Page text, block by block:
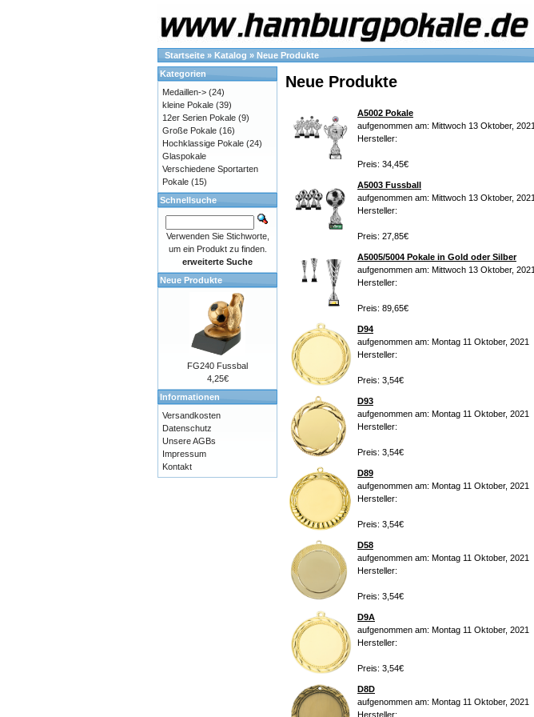
Startseite » Katalog » Neue Produkte
Neue Produkte
A5002 Pokale
aufgenommen am: Mittwoch 13 Oktober, 2021
Hersteller:
Preis: 34,45€
A5003 Fussball
aufgenommen am: Mittwoch 13 Oktober, 2021
Hersteller:
Preis: 27,85€
A5005/5004 Pokale in Gold oder Silber
aufgenommen am: Mittwoch 13 Oktober, 2021
Hersteller:
Preis: 89,65€
D94
aufgenommen am: Montag 11 Oktober, 2021
Hersteller:
Preis: 3,54€
D93
aufgenommen am: Montag 11 Oktober, 2021
Hersteller:
Preis: 3,54€
D89
aufgenommen am: Montag 11 Oktober, 2021
Hersteller:
Preis: 3,54€
D58
aufgenommen am: Montag 11 Oktober, 2021
Hersteller:
Preis: 3,54€
D9A
aufgenommen am: Montag 11 Oktober, 2021
Hersteller:
Preis: 3,54€
D8D
aufgenommen am: Montag 11 Oktober, 2021
Hersteller:
Kategorien
Medaillen-> (24)
kleine Pokale (39)
12er Serien Pokale (9)
Große Pokale (16)
Hochklassige Pokale (24)
Glaspokale
Verschiedene Sportarten
Pokale (15)
Schnellsuche
Verwenden Sie Stichworte,
um ein Produkt zu finden.
erweiterte Suche
Neue Produkte
FG240 Fussbal
4,25€
Informationen
Versandkosten
Datenschutz
Unsere AGBs
Impressum
Kontakt